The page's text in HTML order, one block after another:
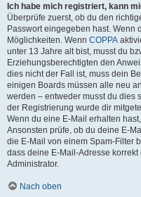
Ich habe mich registriert, kann
Überprüfe zuerst, ob du den
Passwort eingegeben hast. Wenn
Möglichkeiten. Wenn COPPA
unter 13 Jahre alt bist, musst du
Erziehungsberechtigten den
dies nicht der Fall ist, muss dein
einigen Boards müssen alle neu
werden – entweder musst du dies
der Registrierung wurde dir
Wenn du eine E-Mail erhalten
Ansonsten prüfe, ob du deine E-
die E-Mail von einem Spam-Filter
dass deine E-Mail-Adresse
Administrator.
Nach oben